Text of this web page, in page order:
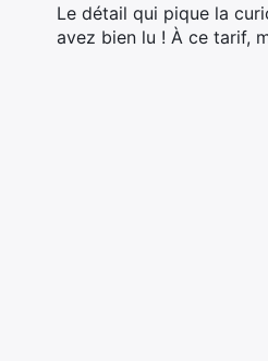
Le détail qui pique la
avez bien lu ! À ce tarif,